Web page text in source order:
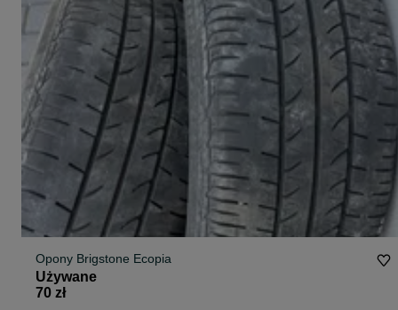
Opony Brigstone Ecopia
Używane
70 zł